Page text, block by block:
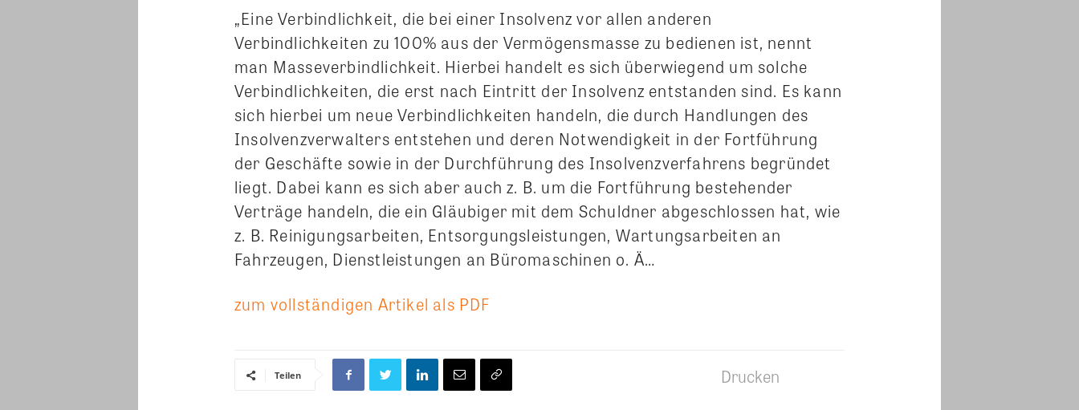
„Eine Verbindlichkeit, die bei einer Insolvenz vor allen anderen
Verbindlichkeiten zu 100% aus der Vermögensmasse zu bedienen ist, nennt
man Masseverbindlichkeit. Hierbei handelt es sich überwiegend um solche
Verbindlichkeiten, die erst nach Eintritt der Insolvenz entstanden sind. Es kann
sich hierbei um neue Verbindlichkeiten handeln, die durch Handlungen des
Insolvenzverwalters entstehen und deren Notwendigkeit in der Fortführung
der Geschäfte sowie in der Durchführung des Insolvenzverfahrens begründet
liegt. Dabei kann es sich aber auch z. B. um die Fortführung bestehender
Verträge handeln, die ein Gläubiger mit dem Schuldner abgeschlossen hat, wie
z. B. Reinigungsarbeiten, Entsorgungsleistungen, Wartungsarbeiten an
Fahrzeugen, Dienstleistungen an Büromaschinen o. Ä…
zum vollständigen Artikel als PDF
Teilen Drucken